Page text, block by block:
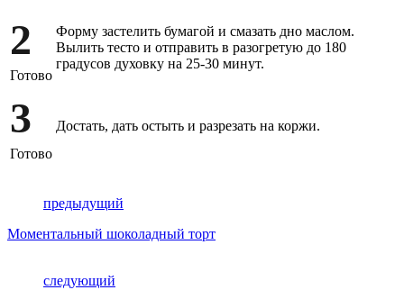
2
Готово
Форму застелить бумагой и смазать дно маслом.
Вылить тесто и отправить в разогретую до 180
градусов духовку на 25-30 минут.
3
Готово
Достать, дать остыть и разрезать на коржи.
предыдущий
Моментальный шоколадный торт
следующий